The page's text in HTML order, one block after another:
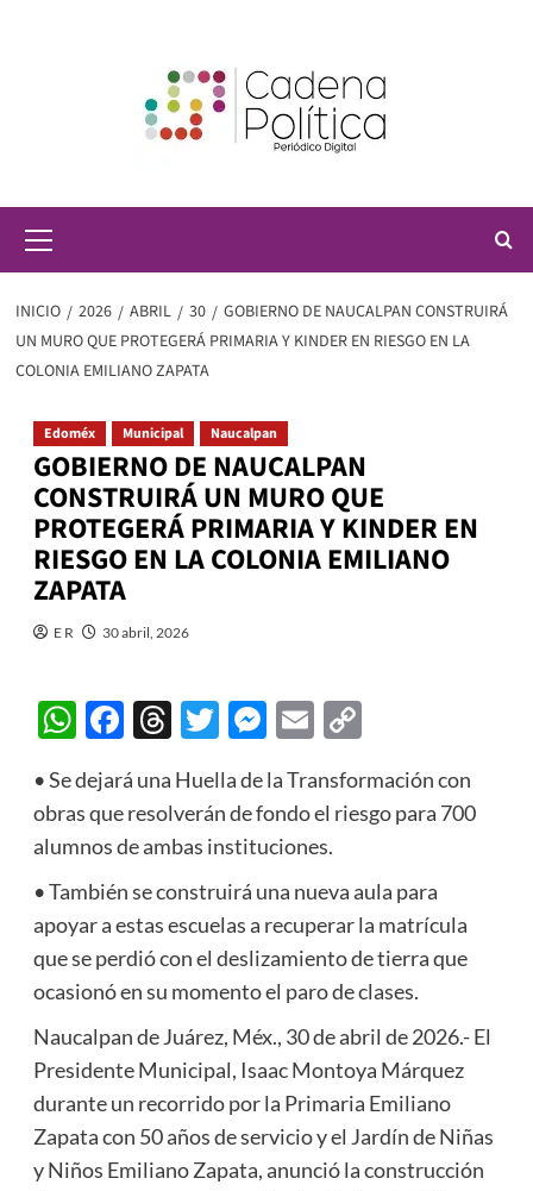
principal
INICIO 2026 ABRIL 30
GOBIERNO DE NAUCALPAN CONSTRUIRÁ
UN MURO QUE PROTEGERÁ PRIMARIA Y KINDER EN RIESGO EN LA
COLONIA EMILIANO ZAPATA
Edoméx Municipal Naucalpan
GOBIERNO DE NAUCALPAN
CONSTRUIRÁ UN MURO QUE
PROTEGERÁ PRIMARIA Y KINDER EN
RIESGO EN LA COLONIA EMILIANO
ZAPATA
E R 30 abril, 2026
WhatsApp
Facebook
Threads
Twitter
Messenger
EmailCopy
• Se dejará una Huella de la Transformación con
obras que resolverán de fondo el riesgo para 700
alumnos de ambas instituciones.
• También se construirá una nueva aula para
apoyar a estas escuelas a recuperar la matrícula
que se perdió con el deslizamiento de tierra que
ocasionó en su momento el paro de clases.
Naucalpan de Juárez, Méx., 30 de abril de 2026.- El
Presidente Municipal, Isaac Montoya Márquez
durante un recorrido por la Primaria Emiliano
Zapata con 50 años de servicio y el Jardín de Niñas
y Niños Emiliano Zapata, anunció la construcción